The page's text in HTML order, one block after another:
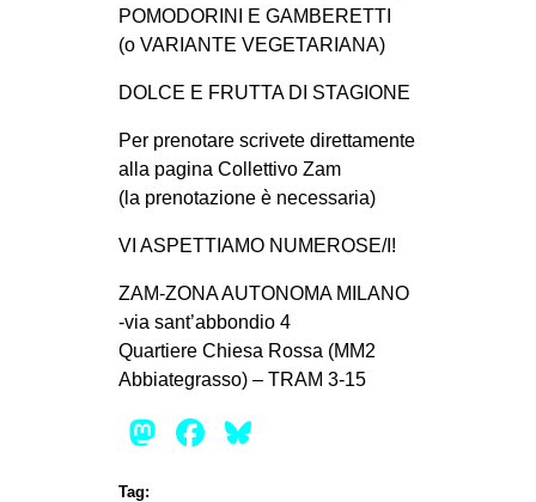
MIGRAZIONI
REPRESSIONE
STUDENTI
CULTURE
MANIFESTI
MUSICA
RECENSIONI
INTERNAZIONALE
POMODORINI E GAMBERETTI
(o VARIANTE VEGETARIANA)
DOLCE E FRUTTA DI STAGIONE
Per prenotare scrivete direttamente
alla pagina Collettivo Zam
(la prenotazione è necessaria)
VI ASPETTIAMO NUMEROSE/I!
ZAM-ZONA AUTONOMA MILANO
-via sant’abbondio 4
Quartiere Chiesa Rossa (MM2
Abbiategrasso) – TRAM 3-15
Mastodon
Facebook
Tag: